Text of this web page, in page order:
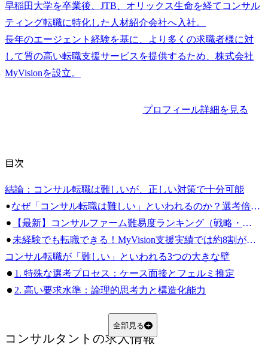
早稲田大学を卒業後、JTB、オリックス生命を経てコンサル
ティング転職に特化した人材紹介会社へ入社。
長年のエージェント経験を基に、より多くの求職者様に対
して質の高い転職支援サービスを提供するため、株式会社
プロフィール詳細を見る
目次
結論：コンサル転職は難しいが、正しい対策で十分可能
なぜ「コンサル転職は難しい」といわれるのか？選考倍率と通過率5%以下の実態
【最新】コンサルファーム難易度ランキング（戦略・総合・IT・国内）
未経験でも転職できる！MyVision支援実績では約8割が未経験からの内定
コンサル転職が「難しい」といわれる3つの大きな壁
1. 特殊な選考プロセス：ケース面接とフェルミ推定
2. 高い要求水準：論理的思考力と構造化能力
【ファーム別】コンサル転職の難易度と選考の特徴
全部見る
コンサルタント の求人情報